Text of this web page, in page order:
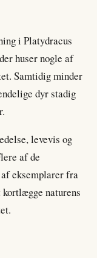
i Platydracus
huser nogle af
Samtidig minder
dyr stadig
levevis og
af de
eksemplarer fra
naturens